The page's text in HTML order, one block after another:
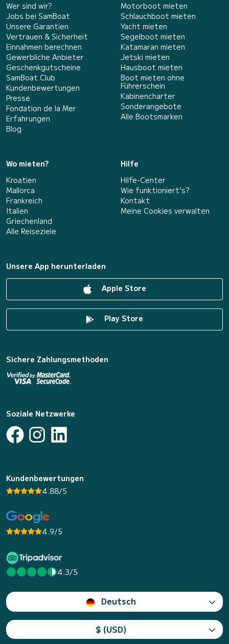
Wer sind wir?
Jobs bei SamBoat
Unsere Garantien
Vertrauen & Sicherheit
Einnahmen berechnen
Gewerbliche Anbieter
Geschenkgutscheine
SamBoat Club
Kundenbewertungen
Presse
Fondation de la Mer
Erfahrungen
Blog
Motorboot mieten
Schlauchboot mieten
Yacht mieten
Segelboot mieten
Katamaran mieten
Jetski mieten
Hausboot mieten
Boot mieten ohne
Führerschein
Kabinencharter
Sonderangebote
Alle Bootsmarken
Wo mieten?
Kroatien
Mallorca
Frankreich
Italien
Griechenland
Alle Reiseziele
Hilfe
Hilfe-Center
Wie funktioniert's?
Kontakt
Meine Cookies verwalten
Unsere App herunterladen
Apple Store
Play Store
Sichere Zahlungsmethoden
Soziale Netzwerke
Kundenbewertungen
4.88/5
4.9/5
4.3/5
Deutsch
$ (USD)